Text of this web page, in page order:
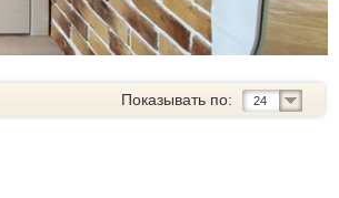
Показывать по: 24